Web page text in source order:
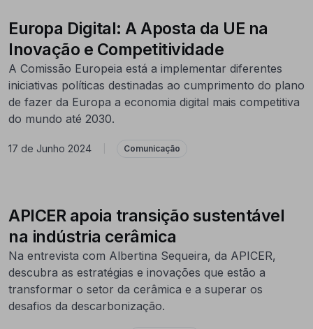
Europa Digital: A Aposta da UE na
Inovação e Competitividade
A Comissão Europeia está a implementar diferentes
iniciativas políticas destinadas ao cumprimento do plano
de fazer da Europa a economia digital mais competitiva
do mundo até 2030.
17 de Junho 2024 Comunicação
APICER apoia transição sustentável
na indústria cerâmica
Na entrevista com Albertina Sequeira, da APICER,
descubra as estratégias e inovações que estão a
transformar o setor da cerâmica e a superar os
desafios da descarbonização.